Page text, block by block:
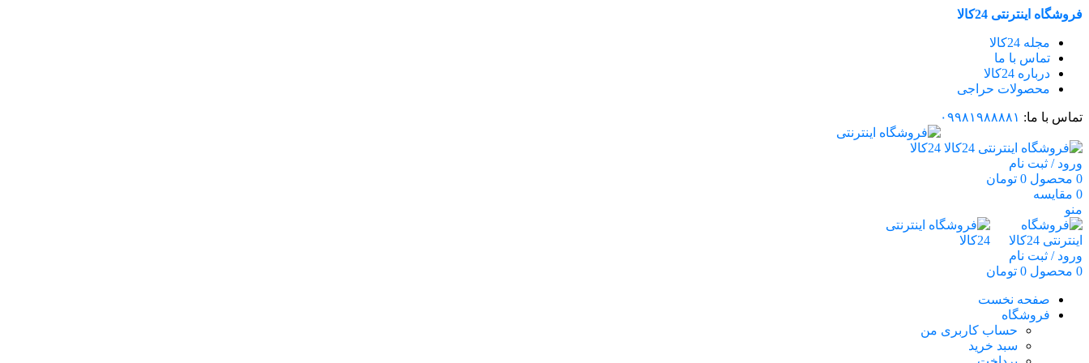
فروشگاه اینترنتی 24کالا
مجله 24کالا
تماس با ما
درباره 24کالا
محصولات حراجی
تماس با ما: ۰۹۹۸۱۹۸۸۸۸۱
ورود / ثبت نام
0 محصول 0 تومان
0 مقایسه
منو
ورود / ثبت نام
0 محصول 0 تومان
صفحه نخست
فروشگاه
حساب کاربری من
سبد خرید